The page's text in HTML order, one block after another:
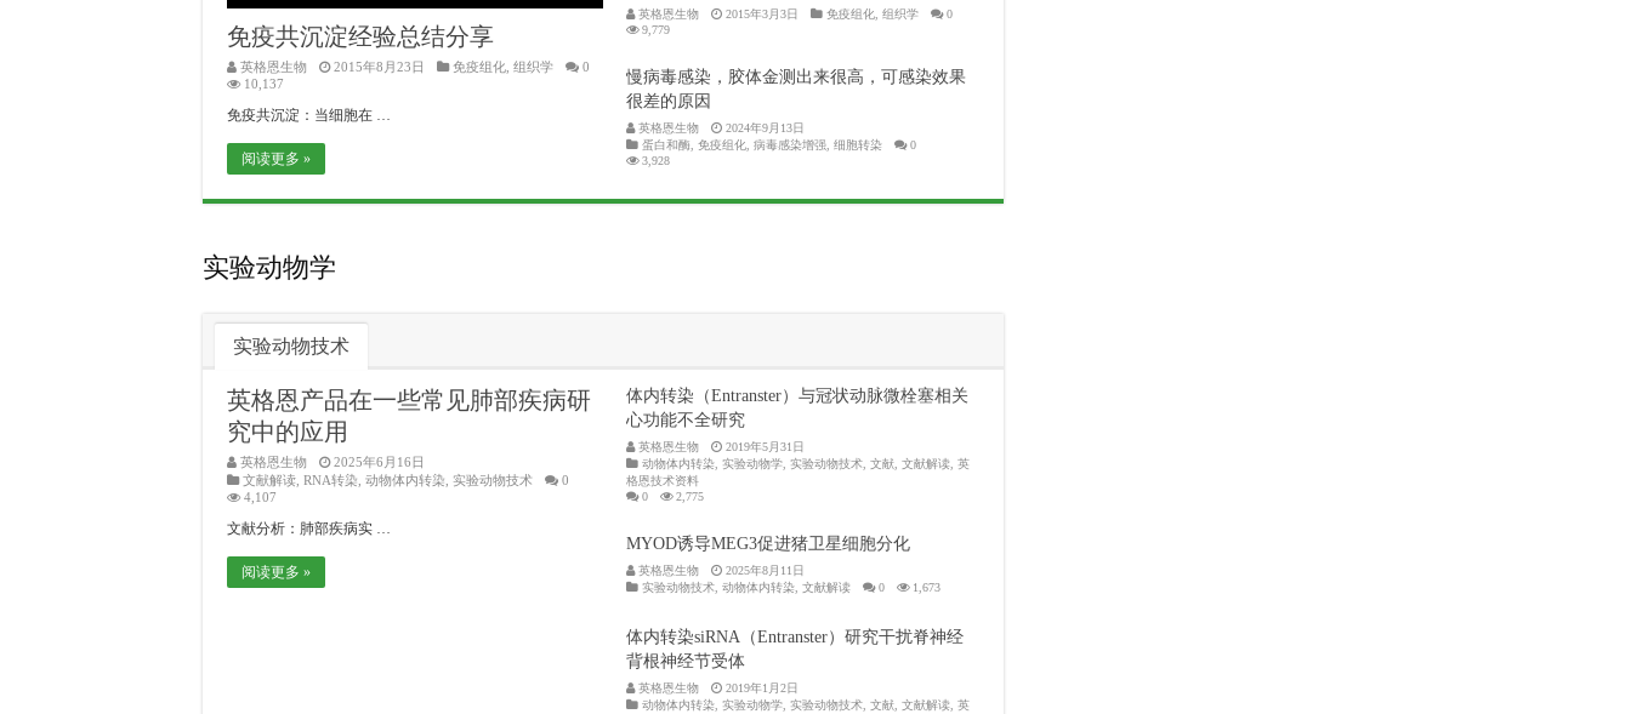
免疫共沉淀经验总结分享
英格恩生物 2015年8月23日 免疫组化 组织学
0
10,137
免疫共沉淀：当细胞在 …
阅读更多 »
英格恩生物 2015年3月3日 免疫组化, 组织学
0
9,779
慢病毒感染，胶体金测出来很高，可感染效果
很差的原因
英格恩生物
2024年9月13日
蛋白和酶
免疫组化, 病毒感染增强, 细胞转染
0
3,928
实验动物学
实验动物技术
英格恩产品在一些常见肺部疾病研
究中的应用
英格恩生物
2025年6月16日
文献解读 RNA转染 动物体内转染 实验动物技术
0
4,107
文献分析：肺部疾病实 …
阅读更多 »
体内转染（Entranster）与冠状动脉微栓塞相关
心功能不全研究
英格恩生物
2019年5月31日
动物体内转染, 实验动物学, 实验动物技术, 文献, 文献解读, 英
格恩技术资料
0
2,775
MYOD诱导MEG3促进猪卫星细胞分化
英格恩生物
2025年8月11日
实验动物技术, 动物体内转染, 文献解读 0 1,673
体内转染siRNA（Entranster）研究干扰脊神经
背根神经节受体
英格恩生物
2019年1月2日
动物体内转染, 实验动物学, 实验动物技术, 文献, 文献解读, 英